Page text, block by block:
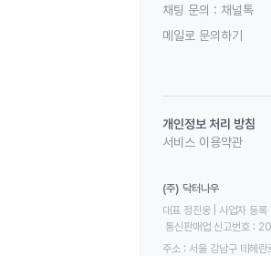
채팅 문의 : 채널톡
메일로 문의하기
개인정보 처리 방침
서비스 이용약관
(주) 닥터나우
대표 정진웅 | 사업자
통신판매업 신고번호
주소 : 서울 강남구 테헤